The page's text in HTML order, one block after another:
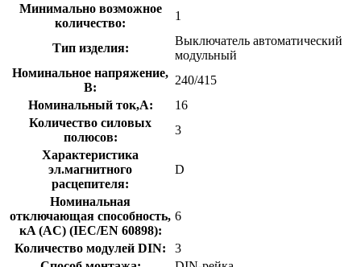
Минимально возможное
количество:
1
Тип изделия:
Выключатель автоматический
модульный
Номинальное напряжение,
В:
240/415
Номинальный ток,А:
16
Количество силовых
полюсов:
3
Характеристика
эл.магнитного
расцепителя:
D
Номинальная
отключающая способность,
кA (AC) (IEC/EN 60898):
6
Количество модулей DIN:
3